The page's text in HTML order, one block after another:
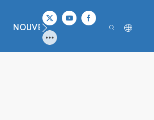
NOUVELLES CONTACTER